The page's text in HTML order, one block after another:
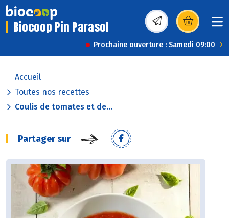
Biocoop Pin Parasol (s’ouvre dans une
Prochaine ouverture : Samedi 09:00
Accueil
Toutes nos recettes
Coulis de tomates et de...
Partager sur